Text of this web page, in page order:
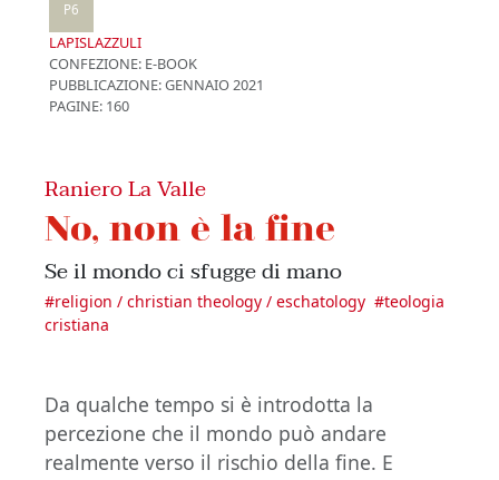
P6
LAPISLAZZULI
CONFEZIONE: E-BOOK
PUBBLICAZIONE:GENNAIO 2021
PAGINE: 160
Raniero La Valle
No, non è la fine
Se il mondo ci sfugge di mano
#religion / christian theology / eschatology #teologia
cristiana
Da qualche tempo si è introdotta la
percezione che il mondo può andare
realmente verso il rischio della fine. E